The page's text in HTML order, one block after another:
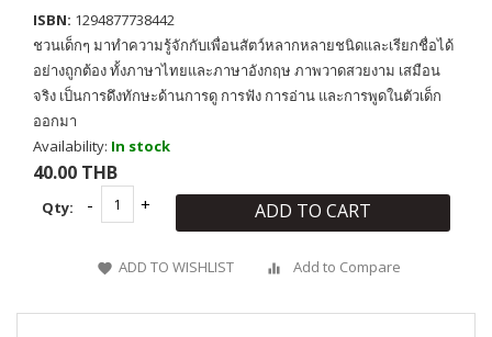
ISBN: 1294877738442
ชวนเด็กๆ มาทำความรู้จักกับเพื่อนสัตว์หลากหลายชนิดและเรียกชื่อได้
อย่างถูกต้อง ทั้งภาษาไทยและภาษาอังกฤษ ภาพวาดสวยงาม เสมือน
จริง เป็นการดึงทักษะด้านการดู การฟัง การอ่าน และการพูดในตัวเด็ก
ออกมา
Availability: In stock
40.00 THB
Qty: ADD TO CART
ADD TO WISHLIST Add to Compare